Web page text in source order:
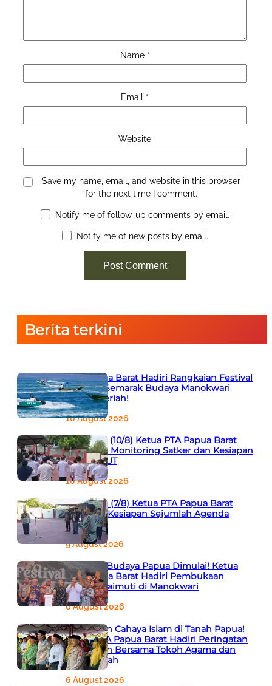
Name *
Email *
Website
Save my name, email, and website in this browser
for the next time I comment.
Notify me of follow-up comments by email.
Notify me of new posts by email.
Berita terkini
PTA Papua Barat Hadiri Rangkaian Festival
Raimuti, Semarak Budaya Manokwari
Makin Meriah!
10 August 2026
Apel Pagi (10/8) Ketua PTA Papua Barat
Tekankan Monitoring Satker dan Kesiapan
Panitia HUT
10 August 2026
Apel Sore (7/8) Ketua PTA Papua Barat
Ingatkan Kesiapan Sejumlah Agenda
Penting
9 August 2026
Semarak Budaya Papua Dimulai! Ketua
PTA Papua Barat Hadiri Pembukaan
Festival Raimuti di Manokwari
6 August 2026
666 Tahun Cahaya Islam di Tanah Papua!
Ketua PTA Papua Barat Hadiri Peringatan
Bersejarah Bersama Tokoh Agama dan
Pemerintah
6 August 2026